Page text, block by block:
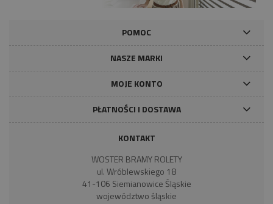
POMOC
NASZE MARKI
MOJE KONTO
PŁATNOŚCI I DOSTAWA
KONTAKT
WOSTER BRAMY ROLETY
ul. Wróblewskiego 18
41-106 Siemianowice Śląskie
województwo śląskie